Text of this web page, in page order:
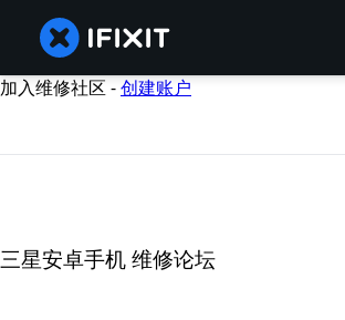
加入维修社区 -创建账户
三星安卓手机 维修论坛